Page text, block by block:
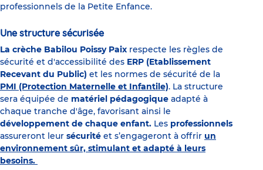
professionnels de la Petite Enfance.
Une structure sécurisée
La crèche Babilou Poissy Paix respecte les règles de
sécurité et d'accessibilité des ERP (Etablissement
Recevant du Public) et les normes de sécurité de la
PMI (Protection Maternelle et Infantile). La structure
sera équipée de matériel pédagogique adapté à
chaque tranche d'âge, favorisant ainsi le
développement de chaque enfant. Les professionnels
assureront leur sécurité et s’engageront à offrir un
environnement sûr, stimulant et adapté à leurs
besoins.